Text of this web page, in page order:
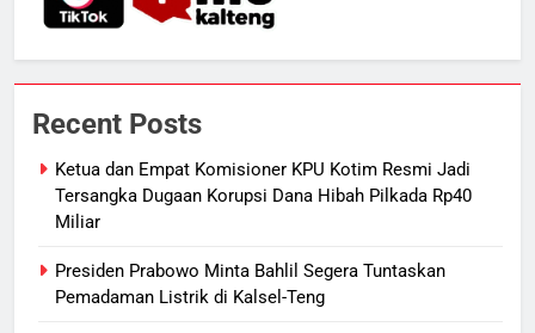
Recent Posts
Ketua dan Empat Komisioner KPU Kotim Resmi Jadi
Tersangka Dugaan Korupsi Dana Hibah Pilkada Rp40
Miliar
Presiden Prabowo Minta Bahlil Segera Tuntaskan
Pemadaman Listrik di Kalsel-Teng
Palangka Raya, Diduga Sengaja
Dibakar Penghuninya
HUKUM DAN KRIMINAL
Badut Jalanan, Sebut Mulai
Meresahkan Pengendara
REGION VIRAL
8
Suara Bising Berujung Penindakan,
Polsek Rakumpit Amankan Motor